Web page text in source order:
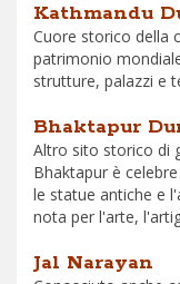
Kathmandu
Cuore storico della
patrimonio
strutture, palazzi e
Bhaktapur
Altro sito storico di
Bhaktapur è
le statue antiche e
nota per l'arte,
Jal Narayan